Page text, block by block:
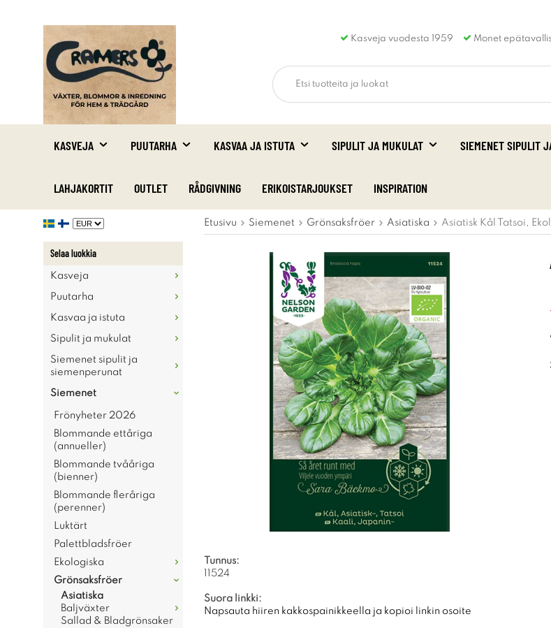
Kasveja vuodesta 1959 Monet
KASVEJA PUUTARHA KASVAA JA ISTUTA SIPULIT JA MUKULAT SIEMENET SIPULIT
LAHJAKORTIT OUTLET RÅDGIVNING ERIKOISTARJOUKSET INSPIRATION
Selaa luokkia
Kasveja
Puutarha
Kasvaa ja istuta
Sipulit ja mukulat
Siemenet sipulit ja
siemenperunat
Siemenet
Frönyheter 2026
Blommande ettåriga
(annueller)
Blommande tvååriga
(bienner)
Blommande fleråriga
(perenner)
Luktärt
Palettbladsfröer
Ekologiska
Grönsaksfröer
Asiatiska
Baljväxter
Sallad & Bladgrönsaker
Etusivu Siemenet Grönsaksfröer Asiatiska Asiatisk Kål Tatsoi,
Tunnus:
11524
Suora linkki:
Napsauta hiiren kakkospainikkeella ja kopioi linkin osoite